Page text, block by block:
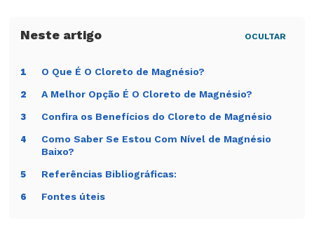
OCULTAR
1 O Que É O Cloreto de Magnésio?
2 A Melhor Opção É O Cloreto de Magnésio?
3 Confira os Benefícios do Cloreto de Magnésio
4
Como Saber Se Estou Com Nível de Magnésio
Baixo?
5 Referências Bibliográficas:
6 Fontes úteis